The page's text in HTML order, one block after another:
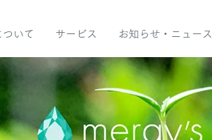
ついて サービス お知らせ・ニュース